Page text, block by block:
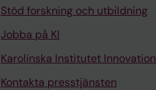
Stöd forskning och utbildning
Jobba på KI
Karolinska Institutet Innovation
Kontakta presstjänsten